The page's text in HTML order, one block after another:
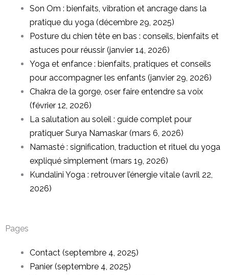
Son Om : bienfaits, vibration et ancrage dans la
pratique du yoga (décembre 29, 2025)
Posture du chien tête en bas : conseils, bienfaits et
astuces pour réussir (janvier 14, 2026)
Yoga et enfance : bienfaits, pratiques et conseils
pour accompagner les enfants (janvier 29, 2026)
Chakra de la gorge, oser faire entendre sa voix
(février 12, 2026)
La salutation au soleil : guide complet pour
pratiquer Surya Namaskar (mars 6, 2026)
Namasté : signification, traduction et rituel du yoga
expliqué simplement (mars 19, 2026)
Kundalini Yoga : retrouver l’énergie vitale (avril 22,
2026)
Pages
Contact (septembre 4, 2025)
Panier (septembre 4, 2025)